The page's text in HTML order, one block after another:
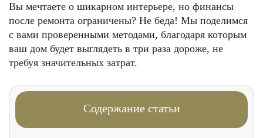
Вы мечтаете о шикарном интерьере, но финансы
после ремонта ограничены? Не беда! Мы поделимся
с вами проверенными методами, благодаря которым
ваш дом будет выглядеть в три раза дороже, не
требуя значительных затрат.
Содержание статьи